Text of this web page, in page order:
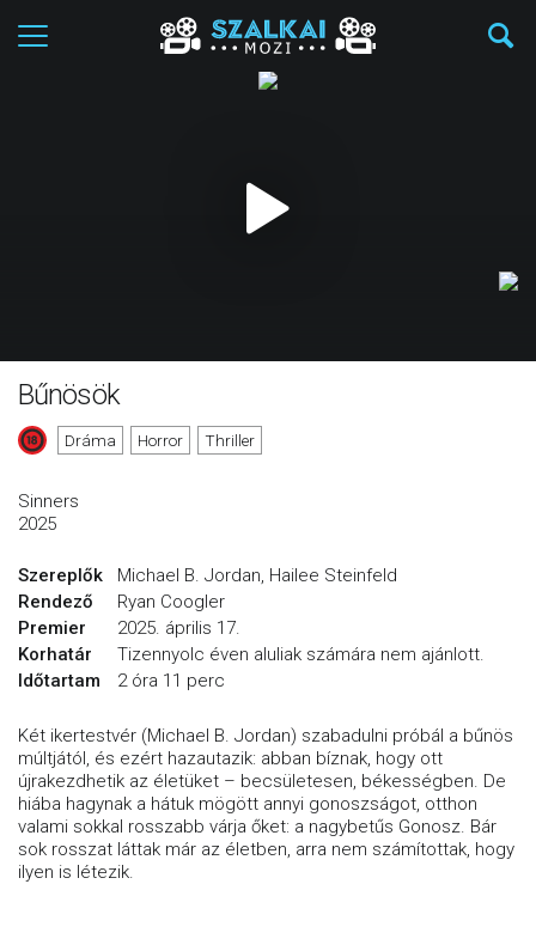
Bűnösök
Dráma Horror Thriller
Sinners
2025
Szereplők
Michael B. Jordan, Hailee Steinfeld
Rendező
Ryan Coogler
Premier
2025. április 17.
Korhatár
Tizennyolc éven aluliak számára nem ajánlott.
Időtartam
2 óra 11 perc
Két ikertestvér (Michael B. Jordan) szabadulni próbál a bűnös
múltjától, és ezért hazautazik: abban bíznak, hogy ott
újrakezdhetik az életüket – becsületesen, békességben. De
hiába hagynak a hátuk mögött annyi gonoszságot, otthon
valami sokkal rosszabb várja őket: a nagybetűs Gonosz. Bár
sok rosszat láttak már az életben, arra nem számítottak, hogy
ilyen is létezik.